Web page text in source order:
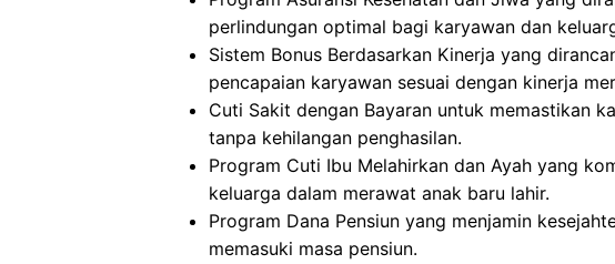
perlindungan optimal bagi karyawan dan
Sistem Bonus Berdasarkan Kinerja yang
pencapaian karyawan sesuai dengan kinerja
Cuti Sakit dengan Bayaran untuk memastikan
tanpa kehilangan penghasilan.
Program Cuti Ibu Melahirkan dan Ayah yang
keluarga dalam merawat anak baru lahir.
Program Dana Pensiun yang menjamin
memasuki masa pensiun.